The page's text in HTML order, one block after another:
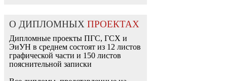
О ДИПЛОМНЫХ ПРОЕКТАХ
Дипломные проекты ПГС, ГСХ и
ЭиУН в среднем состоят из 12 листов
графической части и 150 листов
пояснительной записки